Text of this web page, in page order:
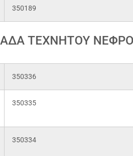
350189
ΤΕΧΝΗΤΟΥ
350336
350335
350334